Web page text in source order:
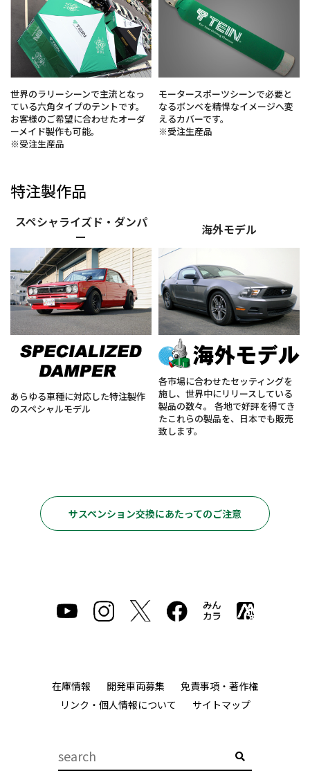
世界のラリーシーンで主流となっ
ている六角タイプのテントです。
お客様のご希望に合わせたオーダ
ーメイド製作も可能。
※受注生産品
モータースポーツシーンで必要と
なるボンベを精悍なイメージへ変
えるカバーです。
※受注生産品
特注製作品
スペシャライズド・ダンパ
ー
あらゆる車種に対応した特注製作
のスペシャルモデル
海外モデル
各市場に合わせたセッティングを
施し、世界中にリリースしている
製品の数々。 各地で好評を得てき
たこれらの製品を、日本でも販売
致します。
サスペンション交換にあたってのご注意
在庫情報 開発車両募集
免責事項・著作権
リンク・個人情報について
サイトマップ